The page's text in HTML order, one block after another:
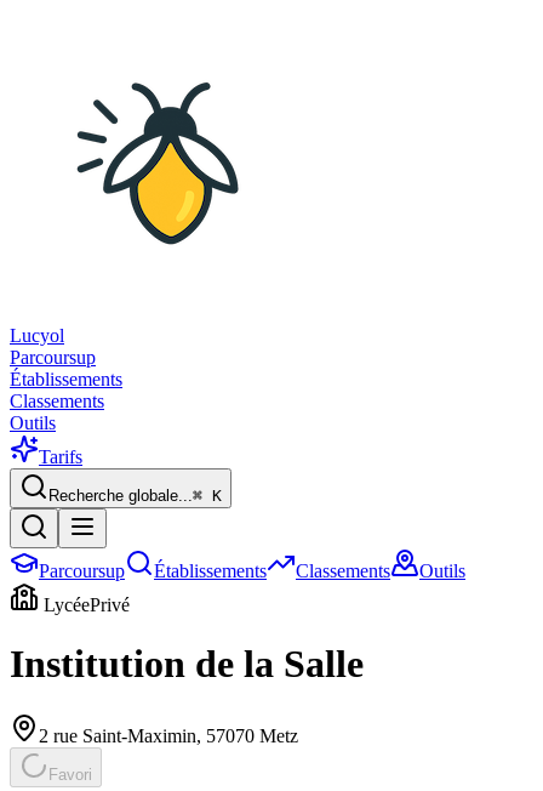
Lucyol
Parcoursup
Établissements
Classements
Outils
Tarifs
Recherche globale...⌘ K
Parcoursup Établissements Classements
Outils
LycéePrivé
Institution de la Salle
2 rue Saint-Maximin, 57070 Metz
Favori